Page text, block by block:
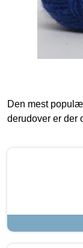
Den mest
derudover er der